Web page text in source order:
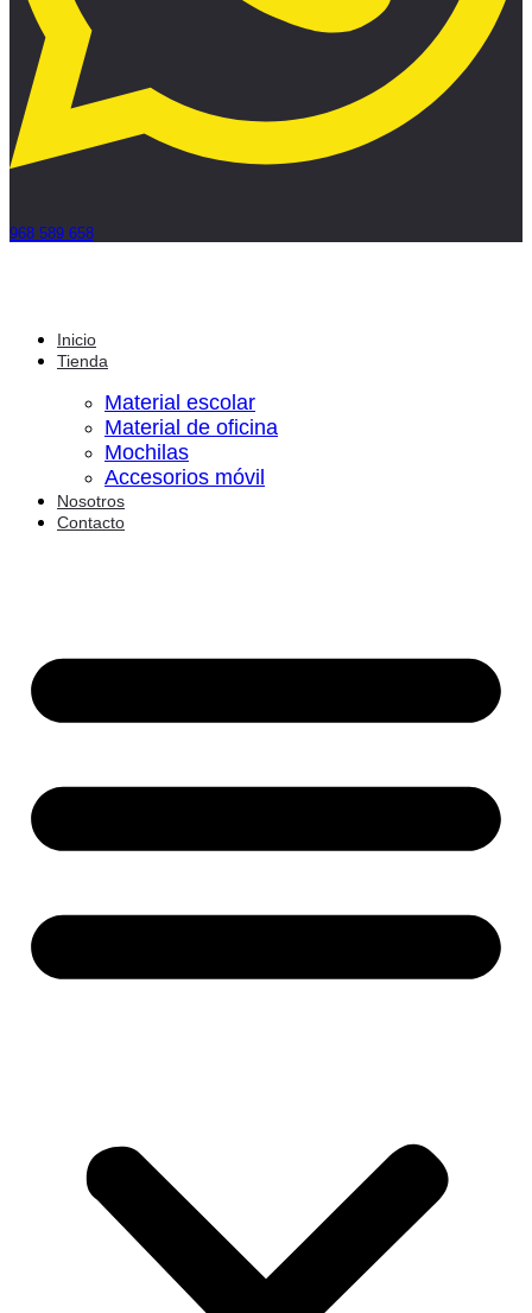
968 589 658
Inicio
Tienda
Material escolar
Material de oficina
Mochilas
Accesorios móvil
Nosotros
Contacto